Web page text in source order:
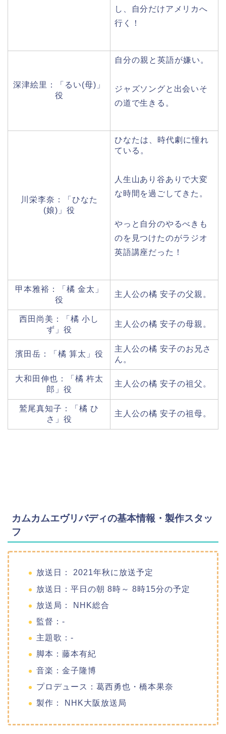
し、自分だけアメリカへ
行く！
深津絵里：「るい(母)」
役
自分の親と英語が嫌い。
ジャズソングと出会いそ
の道で生きる。
川栄李奈：「ひなた
(娘)」役
ひなたは、時代劇に憧れ
ている。
人生山あり谷ありで大変
な時間を過ごしてきた。
やっと自分のやるべきも
のを見つけたのがラジオ
英語講座だった！
甲本雅裕：「橘 金太」
役
主人公の橘 安子の父親。
西田尚美：「橘 小し
ず」役
主人公の橘 安子の母親。
濱田岳：「橘 算太」役
主人公の橘 安子のお兄さ
ん。
大和田伸也：「橘 杵太
郎」役
主人公の橘 安子の祖父。
鷲尾真知子：「橘 ひ
さ」役
主人公の橘 安子の祖母。
カムカムエヴリバディの基本情報・製作スタッ
フ
放送日： 2021年秋に放送予定
放送日：平日の朝 8時～ 8時15分の予定
放送局： NHK総合
監督：-
主題歌：-
脚本：藤本有紀
音楽：金子隆博
プロデュース：葛西勇也・橋本果奈
製作： NHK大阪放送局